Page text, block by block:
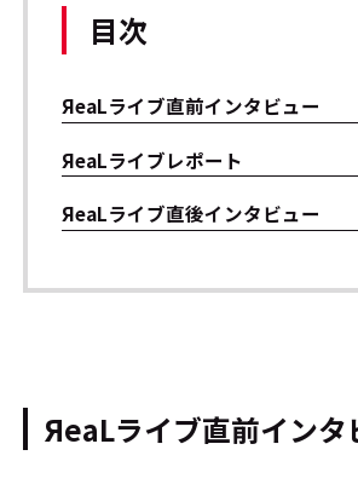
目次
ЯeaLライブ直前インタビュー
ЯeaLライブレポート
ЯeaLライブ直後インタビュー
ЯeaLライブ直前インタ